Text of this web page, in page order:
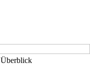
Überblick